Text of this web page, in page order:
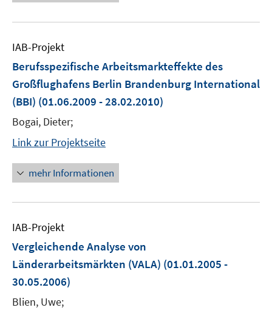
IAB-Projekt
Berufsspezifische Arbeitsmarkteffekte des
Großflughafens Berlin Brandenburg International
(BBI) (01.06.2009 - 28.02.2010)
Bogai, Dieter;
Link zur Projektseite
mehr Informationen
IAB-Projekt
Vergleichende Analyse von
Länderarbeitsmärkten (VALA) (01.01.2005 -
30.05.2006)
Blien, Uwe;